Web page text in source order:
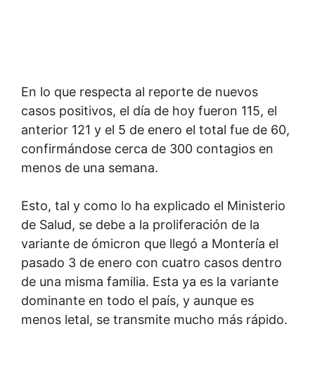
En lo que respecta al reporte de nuevos
casos positivos, el día de hoy fueron 115, el
anterior 121 y el 5 de enero el total fue de 60,
confirmándose cerca de 300 contagios en
menos de una semana.
Esto, tal y como lo ha explicado el Ministerio
de Salud, se debe a la proliferación de la
variante de ómicron que llegó a Montería el
pasado 3 de enero con cuatro casos dentro
de una misma familia. Esta ya es la variante
dominante en todo el país, y aunque es
menos letal, se transmite mucho más rápido.